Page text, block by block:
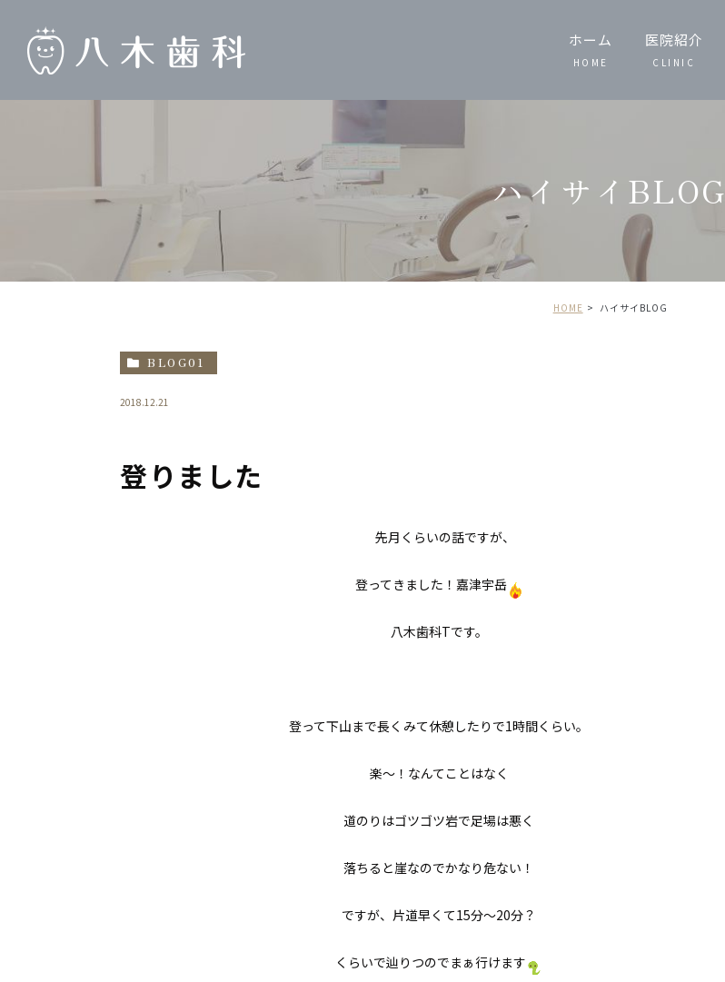
ホーム
HOME
医院紹介
CLINIC
院内技工
院内紹介
ハイサイBLOG
HOME ハイサイBLOG
BLOG01
2018.12.21
登りました
先月くらいの話ですが、
登ってきました！嘉津宇岳
八木歯科Tです。
登って下山まで長くみて休憩したりで1時間くらい。
楽〜！なんてことはなく
道のりはゴツゴツ岩で足場は悪く
落ちると崖なのでかなり危ない！
ですが、片道早くて15分〜20分？
くらいで辿りつのでまぁ行けます